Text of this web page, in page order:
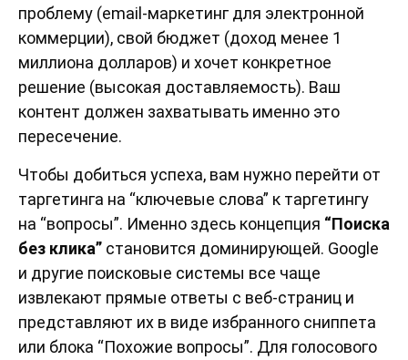
проблему (email-маркетинг для электронной
коммерции), свой бюджет (доход менее 1
миллиона долларов) и хочет конкретное
решение (высокая доставляемость). Ваш
контент должен захватывать именно это
пересечение.
Чтобы добиться успеха, вам нужно перейти от
таргетинга на “ключевые слова” к таргетингу
на “вопросы”. Именно здесь концепция “Поиска
без клика” становится доминирующей. Google
и другие поисковые системы все чаще
извлекают прямые ответы с веб-страниц и
представляют их в виде избранного сниппета
или блока “Похожие вопросы”. Для голосового